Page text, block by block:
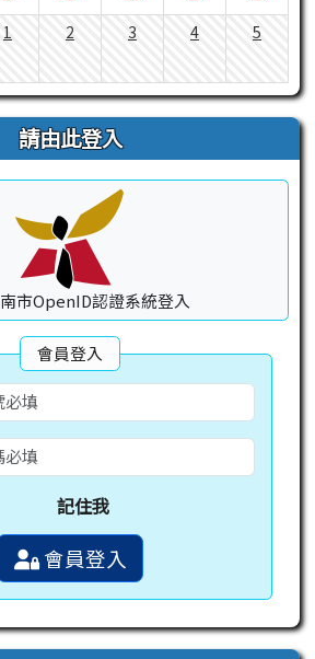
1 2 3 4 5
請由此登入
市OpenID認證系統登入
會員登入
記住我
會員登入